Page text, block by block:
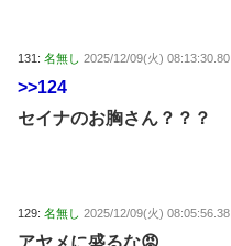
131: 名無し 2025/12/09(火) 08:13:30.80
>>124
セイナのお胸さん？？？
129: 名無し 2025/12/09(火) 08:05:56.38
アヤメに盛るな😡